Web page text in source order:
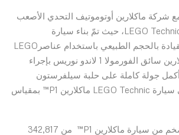
ماكلارين أوتوموتيف التحدي الأصعب
حتى الآن في سلسلة LEGO Technic، حيث تمّ بناء سيارة
ماكلارين P1™ قابلة للقيادة بالحجم الطبيعي باستخدام عناصرLEGO
Technic . وكلّفت ماكلارين سائق الفورمولا 1 لاندو نوريس بإجراء
أكمل جولة كاملة على حلبة سيلفرستون
البريطانية الشهيرة في سيارة LEGO Technic ماكلارين P1™ بمقياس
يتكون هذا النموذج الضخم من سيارة ماكلارين P1™ من 342,817